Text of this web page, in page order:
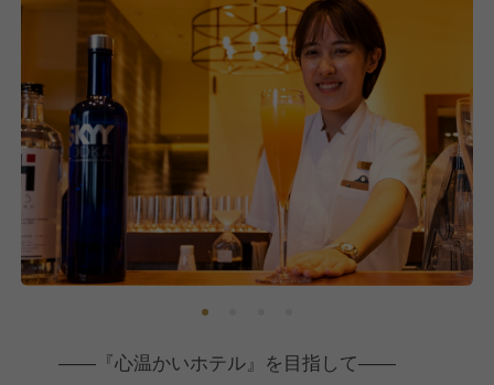
――『心温かいホテル』を目指して――